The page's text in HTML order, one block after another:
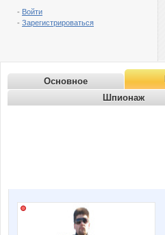
- Войти
- Зарегистрироваться
Основное
Шпионаж